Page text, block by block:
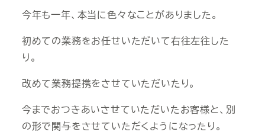
今年も一年、本当に色々なことがありました。
初めての業務をお任せいただいて右往左往した
り。
改めて業務提携をさせていただいたり。
今までおつきあいさせていただいたお客様と、別
の形で関与をさせていただくようになったり。